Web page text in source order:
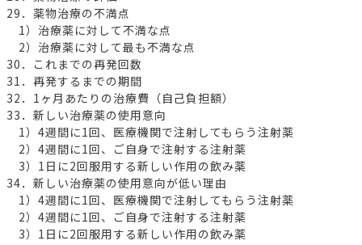
29．薬物治療の不満点
1）治療薬に対して不満な点
2）治療薬に対して最も不満な点
30．これまでの再発回数
31．再発するまでの期間
32．1ヶ月あたりの治療費（自己負担額）
33．新しい治療薬の使用意向
1）4週間に1回、医療機関で注射してもらう注射薬
2）4週間に1回、ご自身で注射する注射薬
3）1日に2回服用する新しい作用の飲み薬
34．新しい治療薬の使用意向が低い理由
1）4週間に1回、医療機関で注射してもらう注射薬
2）4週間に1回、ご自身で注射する注射薬
3）1日に2回服用する新しい作用の飲み薬